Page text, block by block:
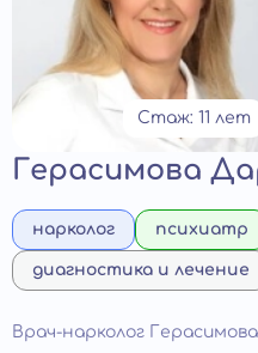
Стаж: 11 лет
Герасимова
нарколог психиатр
диагностика и лечение
Врач-нарколог